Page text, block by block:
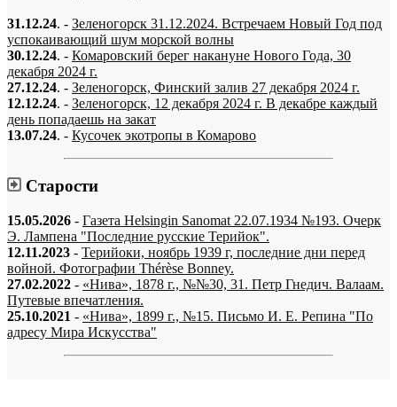
31.12.24. - Зеленогорск 31.12.2024. Встречаем Новый Год под
успокаивающий шум морской волны
30.12.24. - Комаровский берег накануне Нового Года, 30
декабря 2024 г.
27.12.24. - Зеленогорск, Финский залив 27 декабря 2024 г.
12.12.24. - Зеленогорск, 12 декабря 2024 г. В декабре каждый
день попадаешь на закат
13.07.24. - Кусочек экотропы в Комарово
Старости
15.05.2026 - Газета Helsingin Sanomat 22.07.1934 №193. Очерк
Э. Лампена "Последние русские Терийок".
12.11.2023 - Терийоки, ноябрь 1939 г, последние дни перед
войной. Фотографии Thérèse Bonney.
27.02.2022 - «Нива», 1878 г., №№30, 31. Петр Гнедич. Валаам.
Путевые впечатления.
25.10.2021 - «Нива», 1899 г., №15. Письмо И. Е. Репина "По
адресу Мира Искусства"